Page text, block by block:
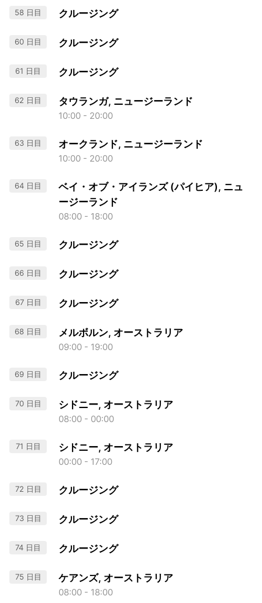
58 日目 クルージング
60 日目 クルージング
61 日目 クルージング
62 日目 タウランガ, ニュージーランド
10:00 - 20:00
63 日目 オークランド, ニュージーランド
10:00 - 20:00
64 日目
ベイ・オブ・アイランズ (パイヒア), ニュ
ージーランド
08:00 - 18:00
65 日目 クルージング
66 日目 クルージング
67 日目 クルージング
68 日目 メルボルン, オーストラリア
09:00 - 19:00
69 日目 クルージング
70 日目 シドニー, オーストラリア
08:00 - 00:00
71 日目 シドニー, オーストラリア
00:00 - 17:00
72 日目 クルージング
73 日目 クルージング
74 日目 クルージング
75 日目 ケアンズ, オーストラリア
08:00 - 18:00